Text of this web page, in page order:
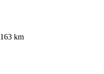
163 km